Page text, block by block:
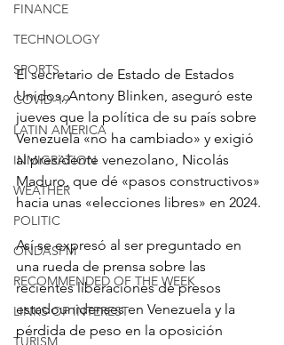
FINANCE
TECHNOLOGY
SPORTS
COVID-19
LATIN AMERICA
INMIGRATION
WEATHER
POLITIC
ONDASFM
RECOMMENDED OF THE WEEK
LINKS OF INTEREST
TURISM
El secretario de Estado de Estados
Unidos, Antony Blinken, aseguró este
jueves que la política de su país sobre
Venezuela «no ha cambiado» y exigió
al presidente venezolano, Nicolás
Maduro, que dé «pasos constructivos»
hacia unas «elecciones libres» en 2024.
Así se expresó al ser preguntado en
una rueda de prensa sobre las
recientes liberaciones de presos
estadounidenses en Venezuela y la
pérdida de peso en la oposición